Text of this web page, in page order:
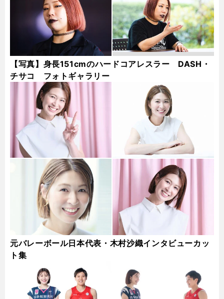
【写真】身長151cmのハードコアレスラー DASH・
チサコ フォトギャラリー
元バレーボール日本代表・木村沙織インタビューカッ
ト集